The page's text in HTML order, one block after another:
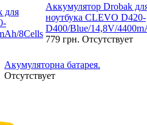
Аккумулятор Drobak
ноутбука CLEVO D420-
D400/Blue/14,8V/
779 грн. Отсутствует
Акумуляторна батарея.
Отсутствует